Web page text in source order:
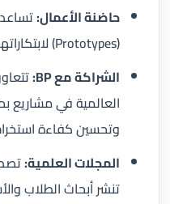
حاضنة الأعمال:
(Prototypes) لابتكاراتهم.
الشراكة مع BP:
العالمية في مشاريع
وتحسين كفاءة
المجلات العلمية:
تنشر أبحاث الطلاب